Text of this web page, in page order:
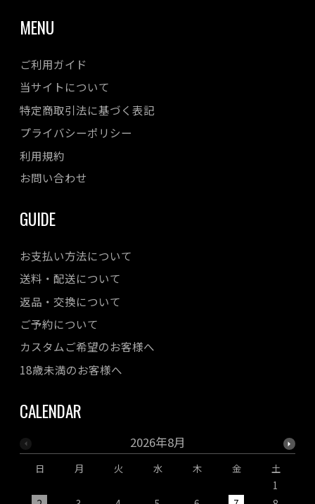
MENU
ご利用ガイド
当サイトについて
特定商取引法に基づく表記
プライバシーポリシー
利用規約
お問い合わせ
GUIDE
お支払い方法について
送料・配送について
返品・交換について
ご予約について
カスタムご希望のお客様へ
18歳未満のお客様へ
CALENDAR
2026年8月
日 月 火 水 木 金
土
1